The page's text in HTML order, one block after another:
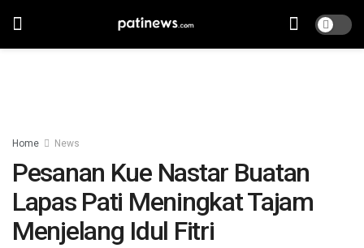
Home News
Pesanan Kue Nastar Buatan
Lapas Pati Meningkat Tajam
Menjelang Idul Fitri